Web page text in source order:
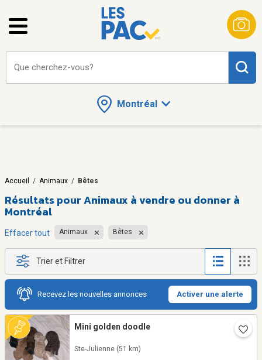
Montréal
Que cherchez-vous?
Accueil / Animaux / Bêtes
Résultats pourAnimaux à vendre ou donner à
Montréal
Effacer tout Animaux Bêtes
Trier et Filtrer
Recevez les nouvelles annonces Activer une alerte
Mini golden doodle
Ste-Julienne (51 km)